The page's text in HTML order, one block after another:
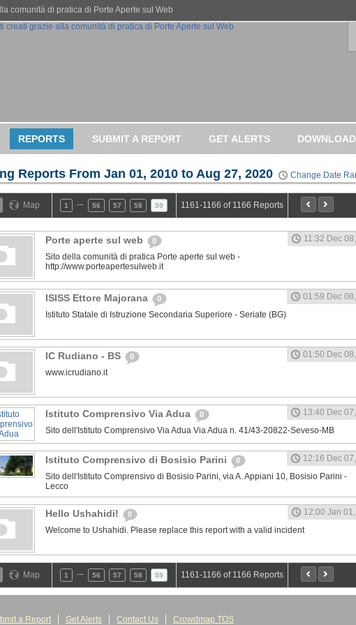
comunità di pratica di Porte Aperte sul Web
REPORTS SUBMIT A REPORT GET ALERTS
Reports From Jan 01, 2010 to Aug 27, 2020 Change Date
Map 1 56 57 58 59 1161-1166 of 1166 Reports
Porte aperte sul web 0
11:32 Dec
Sito della comunità di pratica Porte aperte sul web -
http://www.porteapertesulweb.it
ISISS Ettore Majorana 0
01:59 Dec
Istituto Statale di Istruzione Secondaria Superiore - Seriate (BG)
IC Rudiano - BS 0
01:50 Dec
www.icrudiano.it
Istituto Comprensivo Via Adua 0
13:40 Dec
Sito dell'Istituto Comprensivo Via Adua Via Adua n. 41/43-20822-Seveso-MB
Istituto Comprensivo di Bosisio Parini 0
12:16 Dec
Sito dell'Istituto Comprensivo di Bosisio Parini, via A. Appiani 10, Bosisio Parini -
Lecco
Hello Ushahidi! 0
12:00 Jan
Welcome to Ushahidi. Please replace this report with a valid incident
Map 1 56 57 58 59 1161-1166 of 1166 Reports
a Report Get Alerts Contact Us Crowdmap TOS